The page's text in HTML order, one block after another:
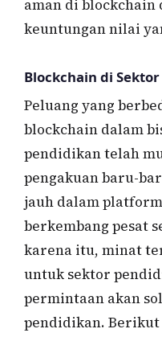
aman di
keuntungan nilai
Blockchain di
Peluang yang
blockchain dalam
pendidikan telah
pengakuan baru-
jauh dalam
berkembang pesat
karena itu, minat
untuk sektor
permintaan akan
pendidikan. Berikut